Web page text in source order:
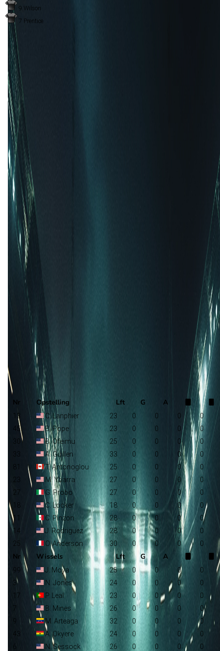
9 Wilson
7 Prentice
Oakland Roots SC
R. Martin
Las Vegas Lights FC
Selectie
Nr Opstelling Lft G A
13 C. Lanphier 23 0 0 0
0
45
B. Pope 23 0 0 0
0
30
B. Ofeimu 25 0 0 0
0
33
A. Guillen 33 0 0 0
0
81
T. Antonoglou 25 0 0 0
0
23
M. Ybarra 27 0 0 0
0
27
G. Probo 27 0 0 0
0
18
C. Locker 18 0 0 0
0
11
C. Pinzon 28 0 0 0
0
14
J. Rodriguez 28 0 0 0
0
25
O. Anderson 30 0 0 0 0
Nr Wissels Lft G A
99 J. Moya 25 0 0 0
0
3
N. Jones 24 0 0 0
0
17
P. Leal 23 0 0 0
0
7
B. Mines 26 0 0 0
0
9
M. Arteaga 32 0 0 0
0
43
A. Okyere 24 0 0 0
0
6
N. Sessock 26 0 0 0 0